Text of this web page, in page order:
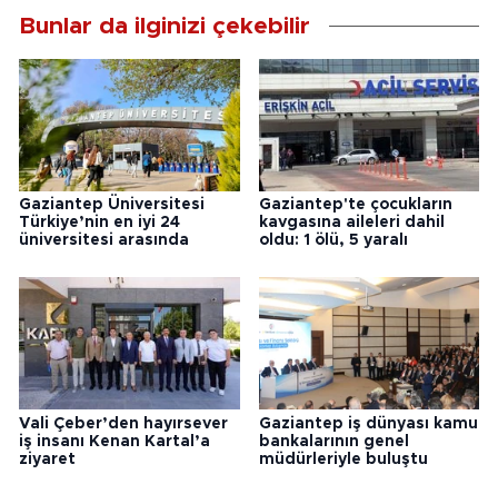
Bunlar da ilginizi çekebilir
Gaziantep Üniversitesi
Türkiye’nin en iyi 24
üniversitesi arasında
Gaziantep'te çocukların
kavgasına aileleri dahil
oldu: 1 ölü, 5 yaralı
Vali Çeber’den hayırsever
iş insanı Kenan Kartal’a
ziyaret
Gaziantep iş dünyası kamu
bankalarının genel
müdürleriyle buluştu